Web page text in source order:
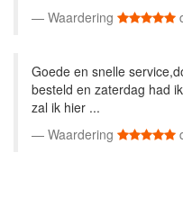
Waardering
Goede en snelle
besteld en zaterdag had
zal ik hier ...
Waardering